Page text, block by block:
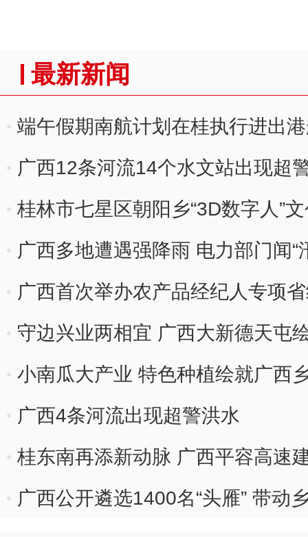
最新新闻
端午假期南航计划在桂执行进出
广西12条河流14个水文站出现超
桂林市七星区朝阳乡“3D数字人”
广西多地遭遇强降雨 电力部门闻“
广西首次举办农产品经纪人专项
守边兴业两相宜 广西大新德天屯
小南瓜大产业 特色种植绘就广西
广西4条河流出现超警洪水
桂东南再添新动脉 广西平容高速
广西公开遴选1400名“头雁” 带动